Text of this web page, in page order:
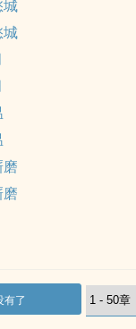
城
城
有了